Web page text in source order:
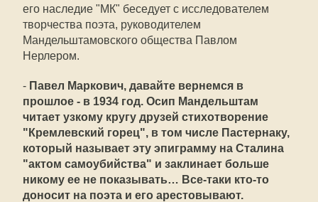
его наследие "МК" беседует с исследователем
творчества поэта, руководителем
Мандельштамовского общества Павлом
Нерлером.
- Павел Маркович, давайте вернемся в
прошлое - в 1934 год. Осип Мандельштам
читает узкому кругу друзей стихотворение
"Кремлевский горец", в том числе Пастернаку,
который называет эту эпиграмму на Сталина
"актом самоубийства" и заклинает больше
никому ее не показывать… Все-таки кто-то
доносит на поэта и его арестовывают.